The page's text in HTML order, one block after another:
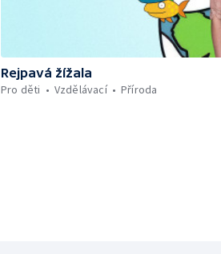
Rejpavá žížala
Pro děti
Vzdělávací Příroda